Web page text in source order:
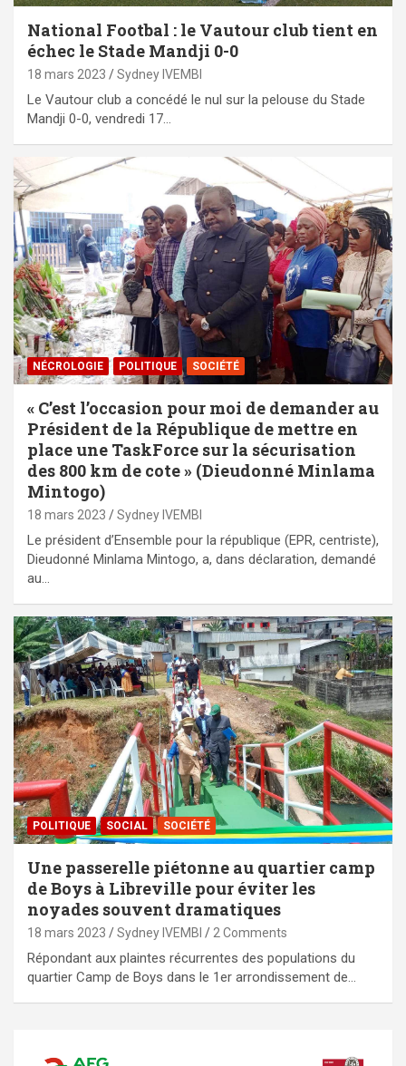
National Footbal : le Vautour club tient en
échec le Stade Mandji 0-0
18 mars 2023 Sydney IVEMBI
Le Vautour club a concédé le nul sur la pelouse du Stade
Mandji 0-0, vendredi 17…
NÉCROLOGIE POLITIQUE SOCIÉTÉ
« C’est l’occasion pour moi de demander au
Président de la République de mettre en
place une TaskForce sur la sécurisation
des 800 km de cote » (Dieudonné Minlama
Mintogo)
18 mars 2023 Sydney IVEMBI
Le président d’Ensemble pour la république (EPR, centriste),
Dieudonné Minlama Mintogo, a, dans déclaration, demandé
au…
POLITIQUE SOCIAL SOCIÉTÉ
Une passerelle piétonne au quartier camp
de Boys à Libreville pour éviter les
noyades souvent dramatiques
18 mars 2023 Sydney IVEMBI 2 Comments
Répondant aux plaintes récurrentes des populations du
quartier Camp de Boys dans le 1er arrondissement de…